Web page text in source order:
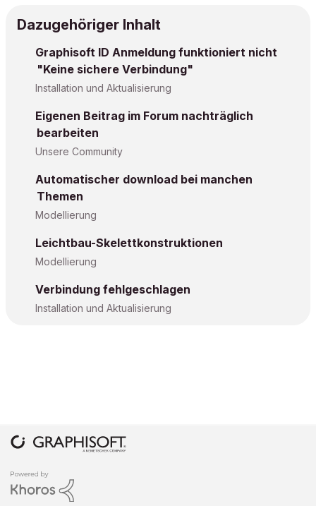
Dazugehöriger Inhalt
Graphisoft ID Anmeldung funktioniert nicht
"Keine sichere Verbindung"
Installation und Aktualisierung
Eigenen Beitrag im Forum nachträglich
bearbeiten
Unsere Community
Automatischer download bei manchen
Themen
Modellierung
Leichtbau-Skelettkonstruktionen
Modellierung
Verbindung fehlgeschlagen
Installation und Aktualisierung